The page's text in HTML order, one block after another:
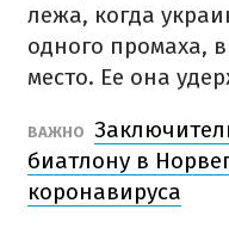
лежа, когда
одного промаха,
место. Ее она
ВАЖНО
биатлону в
коронавируса